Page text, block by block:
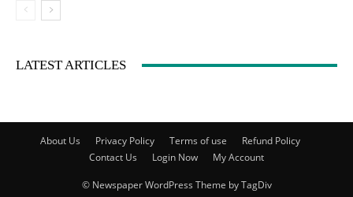
LATEST ARTICLES
About Us Privacy Policy Terms of use
Refund Policy
Contact Us
Login Now My Account
© Newspaper WordPress Theme by TagDiv